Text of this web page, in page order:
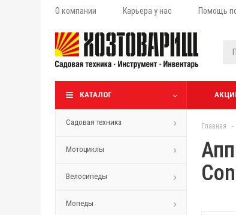
О компании Карьера у нас Помощь
КАТАЛОГ
Садовая техника
Мотоциклы
Велосипеды
Мопеды
Главная -